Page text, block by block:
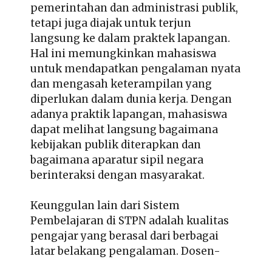
pemerintahan dan administrasi publik,
tetapi juga diajak untuk terjun
langsung ke dalam praktek lapangan.
Hal ini memungkinkan mahasiswa
untuk mendapatkan pengalaman nyata
dan mengasah keterampilan yang
diperlukan dalam dunia kerja. Dengan
adanya praktik lapangan, mahasiswa
dapat melihat langsung bagaimana
kebijakan publik diterapkan dan
bagaimana aparatur sipil negara
berinteraksi dengan masyarakat.
Keunggulan lain dari Sistem
Pembelajaran di STPN adalah kualitas
pengajar yang berasal dari berbagai
latar belakang pengalaman. Dosen-